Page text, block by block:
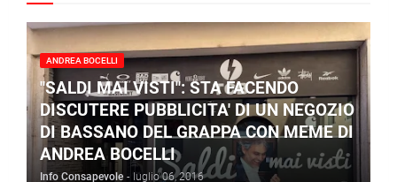
ANDREA BOCELLI
"SALDI MAI VISTI": STA FACENDO
DISCUTERE PUBBLICITA' DI UN NEGOZIO
DI BASSANO DEL GRAPPA CON MEME DI
ANDREA BOCELLI
Info Consapevole - luglio 06, 2016